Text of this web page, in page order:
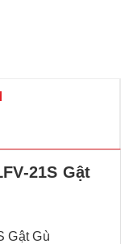
21S Gật
Gật Gù